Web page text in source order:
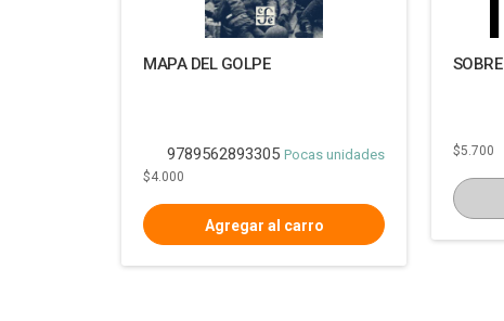
MAPA DEL GOLPE
9789562893305 Pocas unidades
$4.000
$5.700